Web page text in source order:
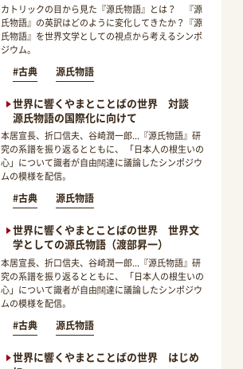
カトリックの目から見た『源氏物語』とは？ 『源
氏物語』の英訳はどのように変化してきたか？『源
氏物語』を世界文学としての視点から考えるシンポ
ジウム。
#古典 源氏物語
世界に響くやまとことばの世界 対談
源氏物語の国際化に向けて
本居宣長、折口信夫、谷崎潤一郎...『源氏物語』研
究の系譜を振り返るとともに、 「日本人の根生いの
心」について識者が自由闊達に議論したシンポジウ
ムの模様を配信。
#古典 源氏物語
世界に響くやまとことばの世界 世界文
学としての源氏物語（渡部昇一）
本居宣長、折口信夫、谷崎潤一郎...『源氏物語』研
究の系譜を振り返るとともに、 「日本人の根生いの
心」について識者が自由闊達に議論したシンポジウ
ムの模様を配信。
#古典 源氏物語
世界に響くやまとことばの世界 はじめ